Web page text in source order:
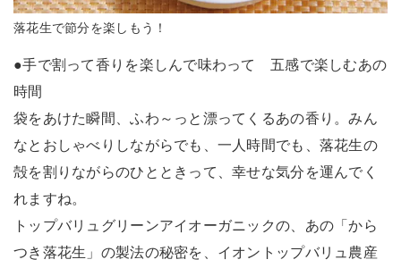
落花生で節分を楽しもう！
●手で割って香りを楽しんで味わって 五感で楽しむあの
時間
袋をあけた瞬間、ふわ～っと漂ってくるあの香り。みん
なとおしゃべりしながらでも、一人時間でも、落花生の
殻を割りながらのひとときって、幸せな気分を運んでく
れますね。
トップバリュグリーンアイオーガニックの、あの「から
つき落花生」の製法の秘密を、イオントップバリュ農産